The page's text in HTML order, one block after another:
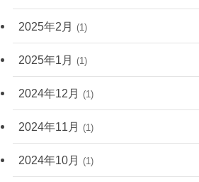
2025年2月 (1)
2025年1月 (1)
2024年12月 (1)
2024年11月 (1)
2024年10月 (1)